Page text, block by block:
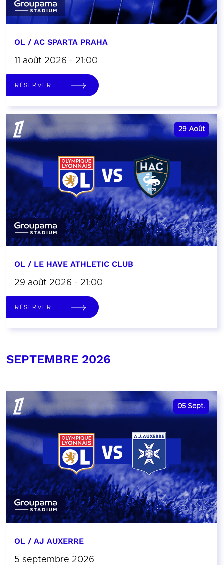
OL / AC SPARTA PRAHA
11 août 2026 - 21:00
RÉSERVER
29 Août
OL / LE HAVE ATHLETIC CLUB
29 août 2026 - 21:00
RÉSERVER
SEPTEMBRE 2026
05 Sept.
OL / AJ AUXERRE
5 septembre 2026